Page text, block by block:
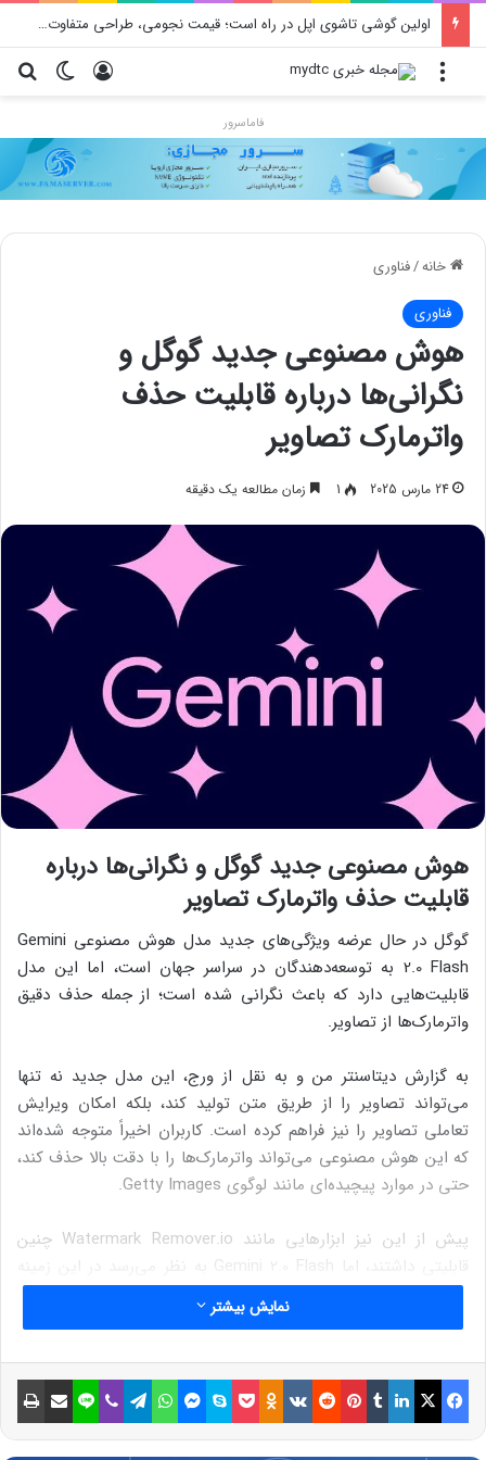
اولین گوشی تاشوی اپل در راه است؛ قیمت نجومی، طراحی متفاوت و زمان رونمایی احتمالی
تغییر ورود منو
فاماسرور
خانه/فناوری
فناوری
هوش مصنوعی جدید گوگل و
نگرانی‌ها درباره قابلیت حذف
واترمارک تصاویر
24 مارس 2025 1 زمان مطالعه یک دقیقه
هوش مصنوعی جدید گوگل و نگرانی‌ها درباره
قابلیت حذف واترمارک تصاویر
گوگل در حال عرضه ویژگی‌های جدید مدل هوش مصنوعی Gemini
2.0 Flash به توسعه‌دهندگان در سراسر جهان است، اما این مدل
قابلیت‌هایی دارد که باعث نگرانی شده است؛ از جمله حذف دقیق
واترمارک‌ها از تصاویر.
به گزارش دیتاسنتر من و به نقل از ورج، این مدل جدید نه تنها
می‌تواند تصاویر را از طریق متن تولید کند، بلکه امکان ویرایش
تعاملی تصاویر را نیز فراهم کرده است. کاربران اخیراً متوجه شده‌اند
که این هوش مصنوعی می‌تواند واترمارک‌ها را با دقت بالا حذف کند،
حتی در موارد پیچیده‌ای مانند لوگوی Getty Images.
پیش از این نیز ابزارهایی مانند Watermark Remover.io چنین
دقیق‌تر و قدرتمندتر است. هرچند پس از حذف واترمارک، این مدل
علامت SynthID (ویرایش با هوش مصنوعی) را جایگزین می‌کند، اما
قابل حذف هستند.
نمایش بیشتر
فیسبوک ایکس لینکداین تامبلر پینتریست Reddit
VKontakte
Odnoklassniki پاکت اسکایپ مسنجر واتس آپ تلگرام وایبر لاین اشتراک گذاری با ایمیل